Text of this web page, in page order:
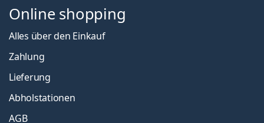
Online shopping
Alles über den Einkauf
Zahlung
Lieferung
Abholstationen
AGB